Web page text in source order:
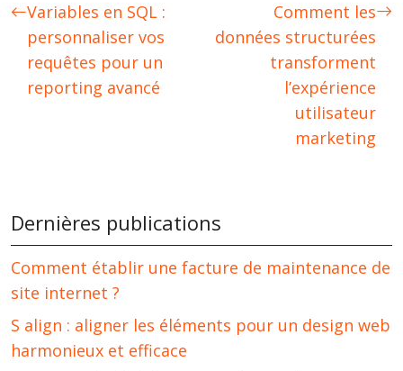
Variables en SQL :
personnaliser vos
requêtes pour un
reporting avancé
Comment les
données structurées
transforment
l’expérience
utilisateur
marketing
Dernières publications
Comment établir une facture de maintenance de
site internet ?
S align : aligner les éléments pour un design web
harmonieux et efficace